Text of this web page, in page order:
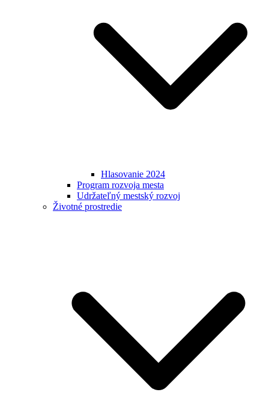
Hlasovanie 2024
Program rozvoja mesta
Udržateľný mestský rozvoj
Životné prostredie